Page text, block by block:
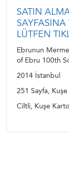
SATIN
LÜTFEN
Ebrunun
of Ebru 100th
2014 İstanbul
251 Sayfa, Kuşe
Ciltli, Kuşe